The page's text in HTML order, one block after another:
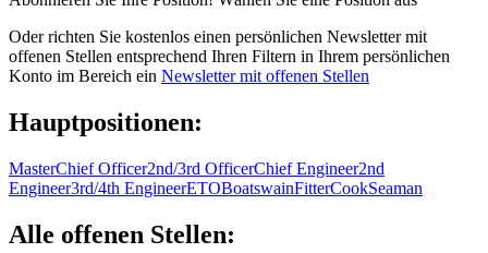
Oder richten Sie kostenlos einen persönlichen Newsletter mit
offenen Stellen entsprechend Ihren Filtern in Ihrem persönlichen
Konto im Bereich ein Newsletter mit offenen Stellen
Hauptpositionen:
MasterChief Officer2nd/3rd OfficerChief Engineer2nd
Engineer3rd/4th EngineerETOBoatswainFitterCookSeaman
Alle offenen Stellen: